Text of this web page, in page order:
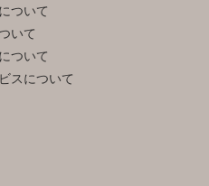
ついて
いて
ついて
スについて